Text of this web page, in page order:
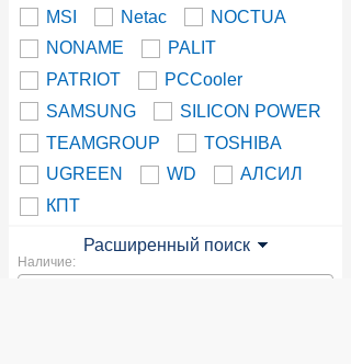
MSI
Netac
NOCTUA
NONAME
PALIT
PATRIOT
PCCooler
SAMSUNG
SILICON POWER
TEAMGROUP
TOSHIBA
UGREEN
WD
АЛСИЛ
КПТ
Расширенный поиск
Наличие: